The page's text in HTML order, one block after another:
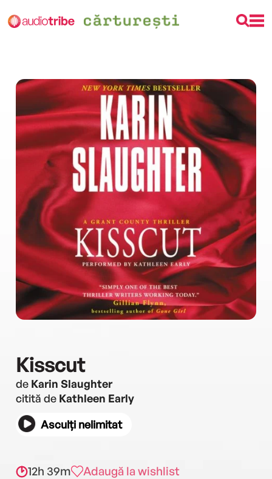
Kisscut
de Karin Slaughter
citită de Kathleen Early
Asculți nelimitat
12h 39m Adaugă la wishlist